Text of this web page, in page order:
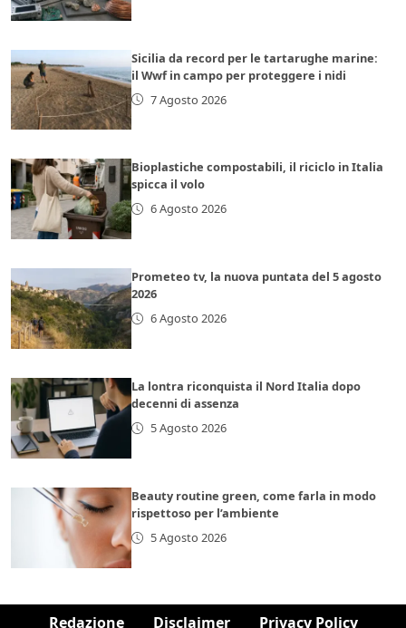
Sicilia da record per le tartarughe marine:
il Wwf in campo per proteggere i nidi
7 Agosto 2026
Bioplastiche compostabili, il riciclo in Italia
spicca il volo
6 Agosto 2026
Prometeo tv, la nuova puntata del 5 agosto
2026
6 Agosto 2026
La lontra riconquista il Nord Italia dopo
decenni di assenza
5 Agosto 2026
Beauty routine green, come farla in modo
rispettoso per l’ambiente
5 Agosto 2026
Redazione Disclaimer Privacy Policy